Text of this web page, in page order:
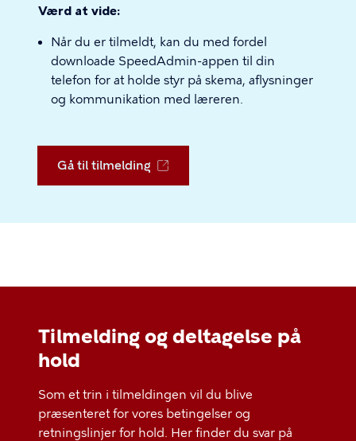
Værd at vide:
Når du er tilmeldt, kan du med fordel
downloade SpeedAdmin-appen til din
telefon for at holde styr på skema, aflysninger
og kommunikation med læreren.
Gå til tilmelding
Tilmelding og deltagelse på
hold
Som et trin i tilmeldingen vil du blive
præsenteret for vores betingelser og
retningslinjer for hold. Her finder du svar på